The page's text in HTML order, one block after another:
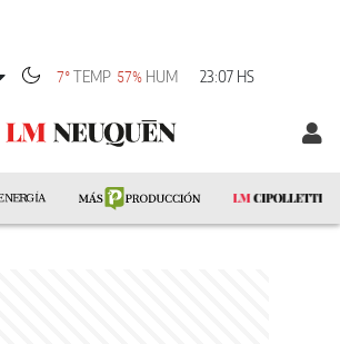
7° TEMP 57% HUM 23:07 HS